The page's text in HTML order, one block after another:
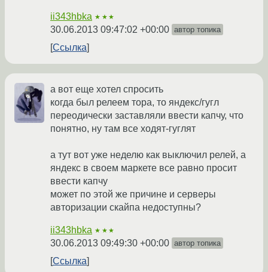
ii343hbka ★★★
30.06.2013 09:47:02 +00:00 автор топика
Ссылка
а вот еще хотел спросить
когда был релеем тора, то яндекс/гугл
переодически заставляли ввести капчу, что
понятно, ну там все ходят-гуглят
а тут вот уже неделю как выключил релей, а
яндекс в своем маркете все равно просит
ввести капчу
может по этой же причине и серверы
авторизации скайпа недоступны?
ii343hbka ★★★
30.06.2013 09:49:30 +00:00 автор топика
Ссылка